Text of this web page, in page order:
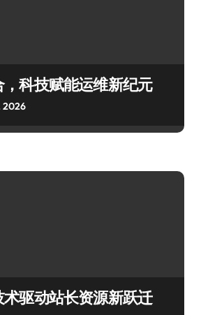
科技赋能运维新纪元
2026
驱动站长资源新跃迁